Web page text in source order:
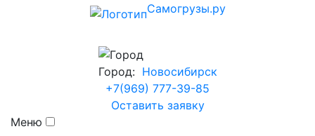
Самогрузы.ру
Город: Новосибирск
+7(969) 777-39-85
Оставить заявку
Меню